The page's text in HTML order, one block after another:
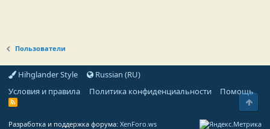
Пользователи
Hihglander Style
Russian (RU)
Условия и правила
Политика конфиденциальности Помощь
R
Разработка и поддержка форума: XenForo.ws